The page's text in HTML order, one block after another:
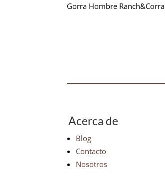
Gorra Hombre
Acerca de
Blog
Contacto
Nosotros